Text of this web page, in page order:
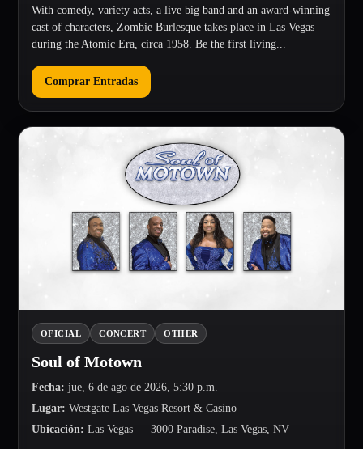
With comedy, variety acts, a live big band and an award-winning
cast of characters, Zombie Burlesque takes place in Las Vegas
during the Atomic Era, circa 1958. Be the first living...
Comprar Entradas
OFICIAL CONCERT OTHER
Soul of Motown
Fecha: jue, 6 de ago de 2026, 5:30 p.m.
Lugar: Westgate Las Vegas Resort & Casino
Ubicación: Las Vegas — 3000 Paradise, Las Vegas, NV